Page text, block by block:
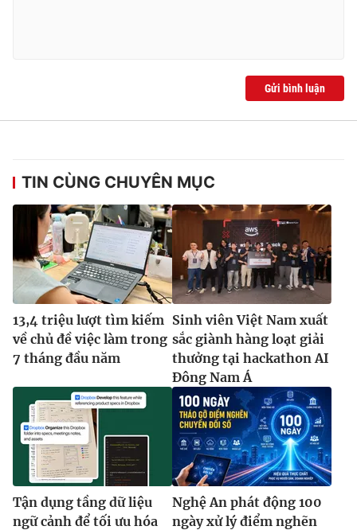
Gửi bình luận
TIN CÙNG CHUYÊN MỤC
13,4 triệu lượt tìm kiếm
về chủ đề việc làm trong
7 tháng đầu năm
Sinh viên Việt Nam xuất
sắc giành hàng loạt giải
thưởng tại hackathon AI
Đông Nam Á
Tận dụng tầng dữ liệu
ngữ cảnh để tối ưu hóa
Nghệ An phát động 100
ngày xử lý điểm nghẽn